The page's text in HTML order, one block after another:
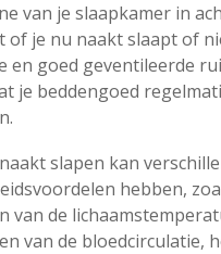
van je slaapkamer in
of je nu naakt slaapt of
en goed geventileerde
je beddengoed
slapen kan
hebben,
van de
van de bloedcirculatie,